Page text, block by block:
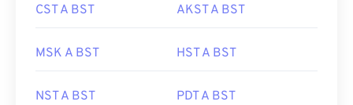
CST A BST AKST A BST
MSK A BST HST A BST
NST A BST PDT A BST